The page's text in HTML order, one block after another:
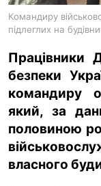
Командиру
підлеглих на
Працівники
безпеки
командиру
який, за
половиною
власного